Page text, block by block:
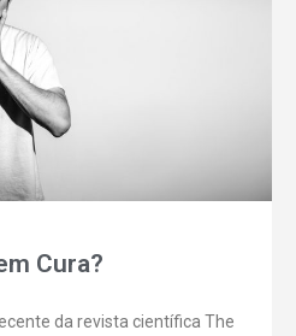
Cura?
da revista científica The